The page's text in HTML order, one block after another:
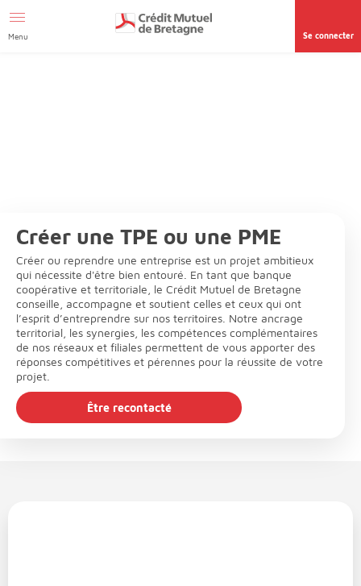
Menu Se connecter
Créer une TPE ou une PME
Créer ou reprendre une entreprise est un projet ambitieux
qui nécessite d'être bien entouré. En tant que banque
coopérative et territoriale, le Crédit Mutuel de Bretagne
conseille, accompagne et soutient celles et ceux qui ont
l’esprit d’entreprendre sur nos territoires. Notre ancrage
territorial, les synergies, les compétences complémentaires
de nos réseaux et filiales permettent de vous apporter des
réponses compétitives et pérennes pour la réussite de votre
projet.
Être recontacté